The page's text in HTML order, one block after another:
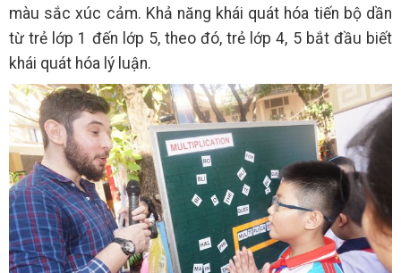
màu sắc xúc cảm. Khả năng khái quát hóa tiến bộ dần
từ trẻ lớp 1 đến lớp 5, theo đó, trẻ lớp 4, 5 bắt đầu biết
khái quát hóa lý luận.